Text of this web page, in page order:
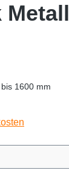
Metall
1600 mm